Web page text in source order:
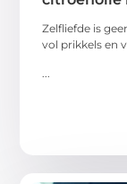
Zelfliefde is
vol prikkels en
...